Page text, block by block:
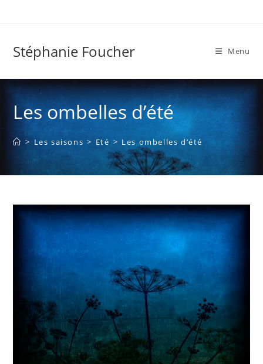
Stéphanie Foucher Menu
Les ombelles d’été
> Les saisons > Eté > Les ombelles d’été